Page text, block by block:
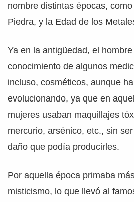
nombre distintas épocas,
Piedra, y la Edad de los
Ya en la antigüedad, el
conocimiento de algunos
incluso, cosméticos, aunque
evolucionando, ya que en
mujeres usaban maquillajes
mercurio, arsénico, etc., sin
daño que podía producirles.
Por aquella época primaba
misticismo, lo que llevó al